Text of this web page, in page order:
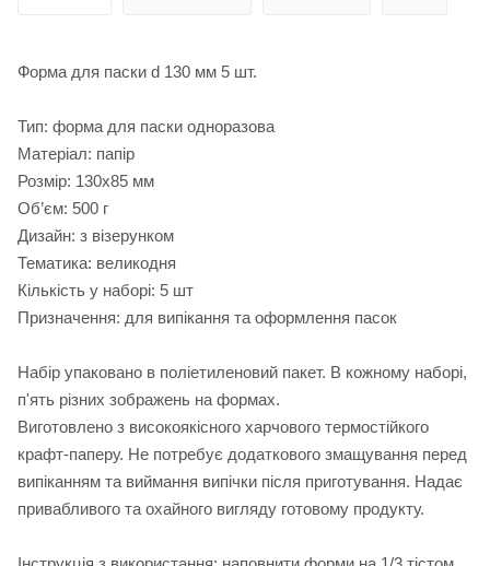
Форма для паски d 130 мм 5 шт.
Тип: форма для паски одноразова
Матеріал: папір
Розмір: 130х85 мм
Об’єм: 500 г
Дизайн: з візерунком
Тематика: великодня
Кількість у наборі: 5 шт
Призначення: для випікання та оформлення пасок
Набір упаковано в поліетиленовий пакет. В кожному наборі,
п'ять різних зображень на формах.
Виготовлено з високоякісного харчового термостійкого
крафт-паперу. Не потребує додаткового змащування перед
випіканням та виймання випічки після приготування. Надає
привабливого та охайного вигляду готовому продукту.